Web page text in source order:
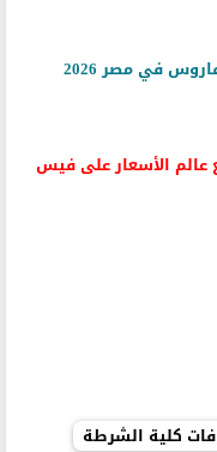
في مصر 2026
عالم الأسعار على فيس
كلية الشرطة